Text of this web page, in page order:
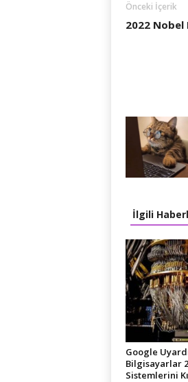
Önceki İçerik
2022 Nobel
İlgili
Google
Bilgisayarlar
Sistemlerini